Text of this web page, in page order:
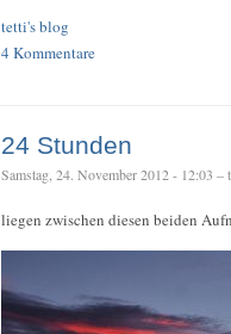
tetti's blog
4 Kommentare
24 Stunden
Samstag, 24. November 2012 - 12:03 –
liegen zwischen diesen beiden